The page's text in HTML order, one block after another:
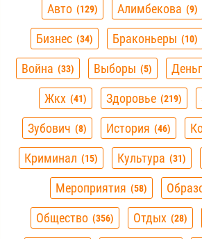
Авто 129 Алимбекова 9
Бизнес 34 Браконьеры 10
Война 33 Выборы 5
Жкх 41 Здоровье 219
Зубович 8 История 46
Криминал 15 Культура 31
Мероприятия 58
Общество 356 Отдых 28